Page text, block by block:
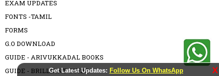
Get Latest Updates: Follow Us On WhatsApp X
EXAM UPDATES
FONTS -TAMIL
FORMS
G.O DOWNLOAD
GUIDE - ARIVUKKADAL BOOKS
GUIDE - BRILLIANT GUIDE